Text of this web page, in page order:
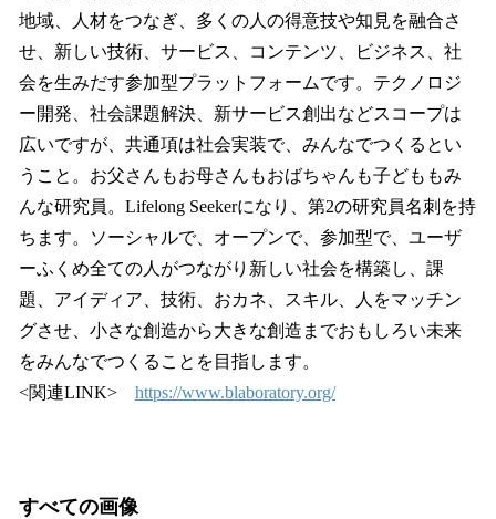
地域、人材をつなぎ、多くの人の得意技や知見を融合さ
せ、新しい技術、サービス、コンテンツ、ビジネス、社
会を生みだす参加型プラットフォームです。テクノロジ
ー開発、社会課題解決、新サービス創出などスコープは
広いですが、共通項は社会実装で、みんなでつくるとい
うこと。お父さんもお母さんもおばちゃんも子どももみ
んな研究員。Lifelong Seekerになり、第2の研究員名刺を持
ちます。ソーシャルで、オープンで、参加型で、ユーザ
ーふくめ全ての人がつながり新しい社会を構築し、課
題、アイディア、技術、おカネ、スキル、人をマッチン
グさせ、小さな創造から大きな創造までおもしろい未来
をみんなでつくることを目指します。
<関連LINK> https://www.blaboratory.org/
すべての画像